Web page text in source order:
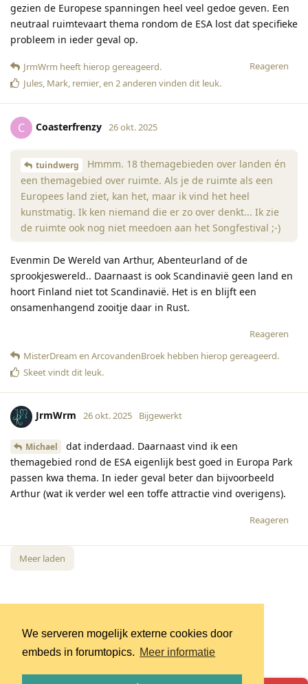
We serveren mogelijk externe cookies door
embeds in forumtopics. Meer informatie
gezien de Europese spanningen heel veel gedoe geven. Een
neutraal ruimtevaart thema rondom de ESA lost dat specifieke
probleem in ieder geval op.
Reageren
JrmWrm heeft hierop gereageerd.
Jules, Mark, remier, en 2anderen vinden dit leuk.
C Coasterfrenzy 26 okt. 2025
tuindwerg
Hmmm. 18 themagebieden over landen én
een themagebied over ruimte. Als je de ruimte als een
Europees land ziet, kan het, maar ik vind het heel
kunstmatig. Ik ken niemand die er zo over denkt... Ik zie
de ruimte ook nog niet meedoen aan het Songfestival ;-)
Evenmin De Wereld van Arthur, Abenteurland of de
sprookjeswereld.. Daarnaast is ook Scandinavië geen land en
hoort Finland niet tot Scandinavië. Het is en blijft een
onsamenhangend zooitje daar in Rust.
Reageren
MisterDream en ArcovandenBroek hebben hierop gereageerd.
Skeetvindt dit leuk.
JrmWrm 26 okt. 2025 Bijgewerkt
Michael
dat inderdaad. Daarnaast vind ik een
themagebied rond de ESA eigenlijk best goed in Europa Park
passen kwa thema. In ieder geval beter dan bijvoorbeeld
Arthur (wat ik verder wel een toffe attractie vind overigens).
Reageren
Meer laden